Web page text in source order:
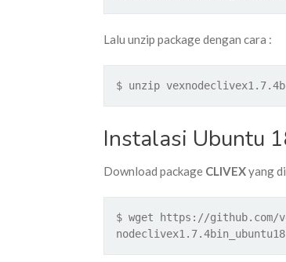
Lalu unzip package dengan cara :
$ unzip
Instalasi Ubuntu
Download package CLIVEXyang
$ wget https://github.com/